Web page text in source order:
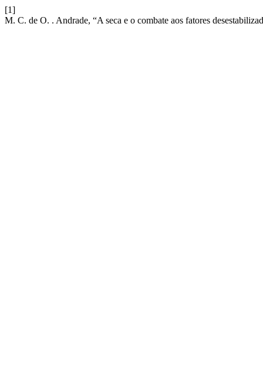
[1]
M. C. de O. . Andrade, “A seca e o combate aos fatores